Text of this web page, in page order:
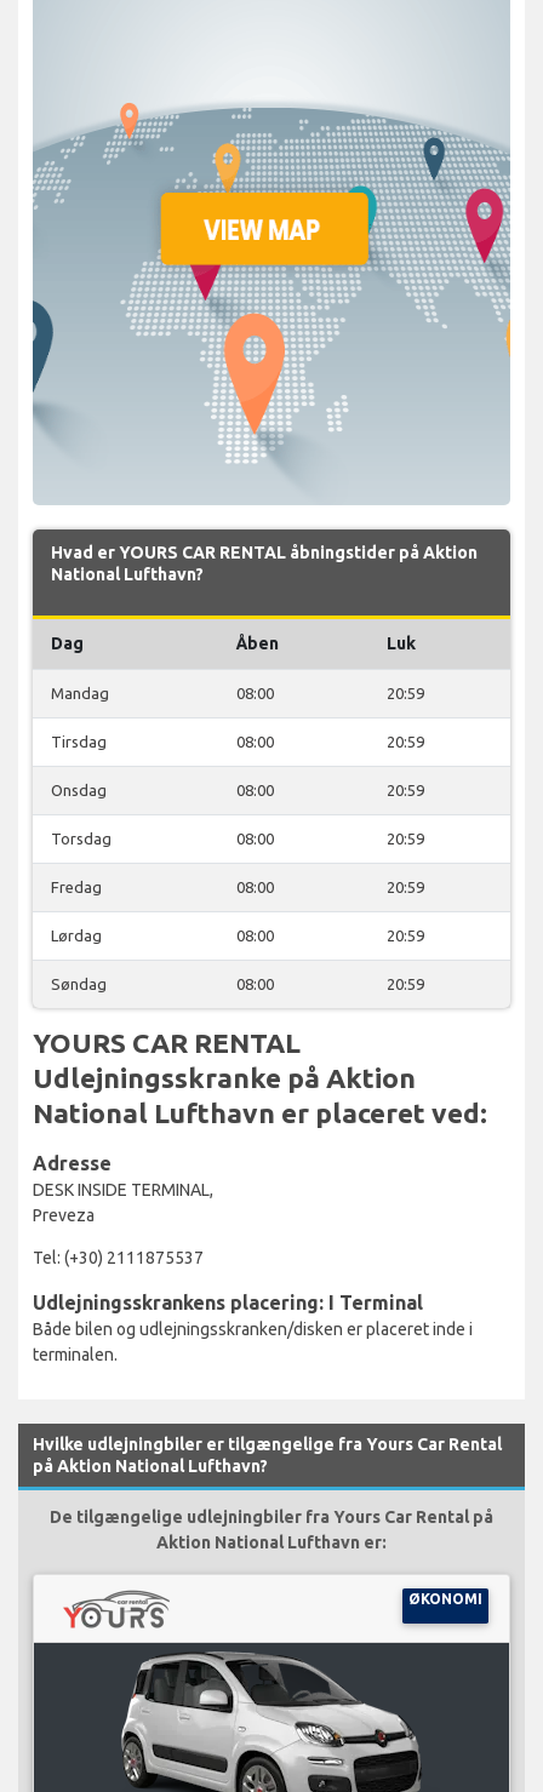
Hvad er YOURS CAR RENTAL åbningstider på Aktion
National Lufthavn?
Dag Åben Luk
Mandag 08:00 20:59
Tirsdag 08:00 20:59
Onsdag 08:00 20:59
Torsdag 08:00 20:59
Fredag 08:00 20:59
Lørdag 08:00 20:59
Søndag 08:00 20:59
YOURS CAR RENTAL
Udlejningsskranke på Aktion
National Lufthavn er placeret ved:
Adresse
DESK INSIDE TERMINAL,
Preveza
Tel: (+30) 2111875537
Udlejningsskrankens placering: I Terminal
Både bilen og udlejningsskranken/disken er placeret inde i
terminalen.
Hvilke udlejningbiler er tilgængelige fra Yours Car Rental
på Aktion National Lufthavn?
De tilgængelige udlejningbiler fra Yours Car Rental på
Aktion National Lufthavn er:
ØKONOMI